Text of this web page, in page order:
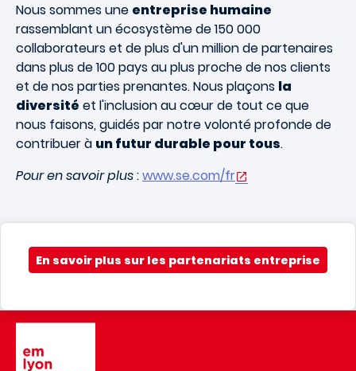
Nous sommes une entreprise humaine
rassemblant un écosystème de 150 000
collaborateurs et de plus d'un million de partenaires
dans plus de 100 pays au plus proche de nos clients
et de nos parties prenantes. Nous plaçons la
diversité et l'inclusion au cœur de tout ce que
nous faisons, guidés par notre volonté profonde de
contribuer à un futur durable pour tous.
Pour en savoir plus:www.se.com/fr
En savoir plus sur les partenariats entreprise